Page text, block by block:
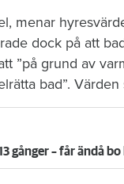
menar
dock på att
”på grund av
bad”. Värden
gånger – får ändå